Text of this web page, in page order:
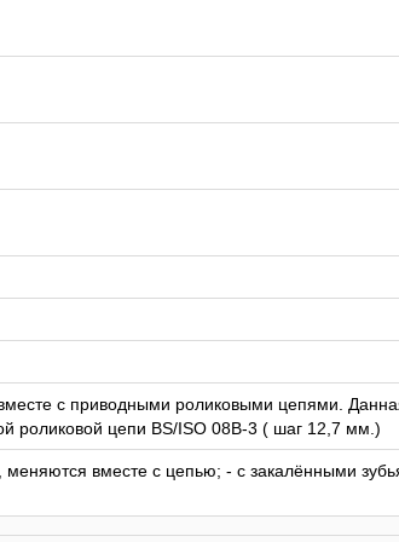
с приводными роликовыми цепями.
роликовой цепи BS/ISO 08B-3 ( шаг 12,7 мм.)
вместе с цепью; - с закалёнными